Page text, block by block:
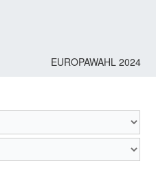
EUROPAWAHL 2024